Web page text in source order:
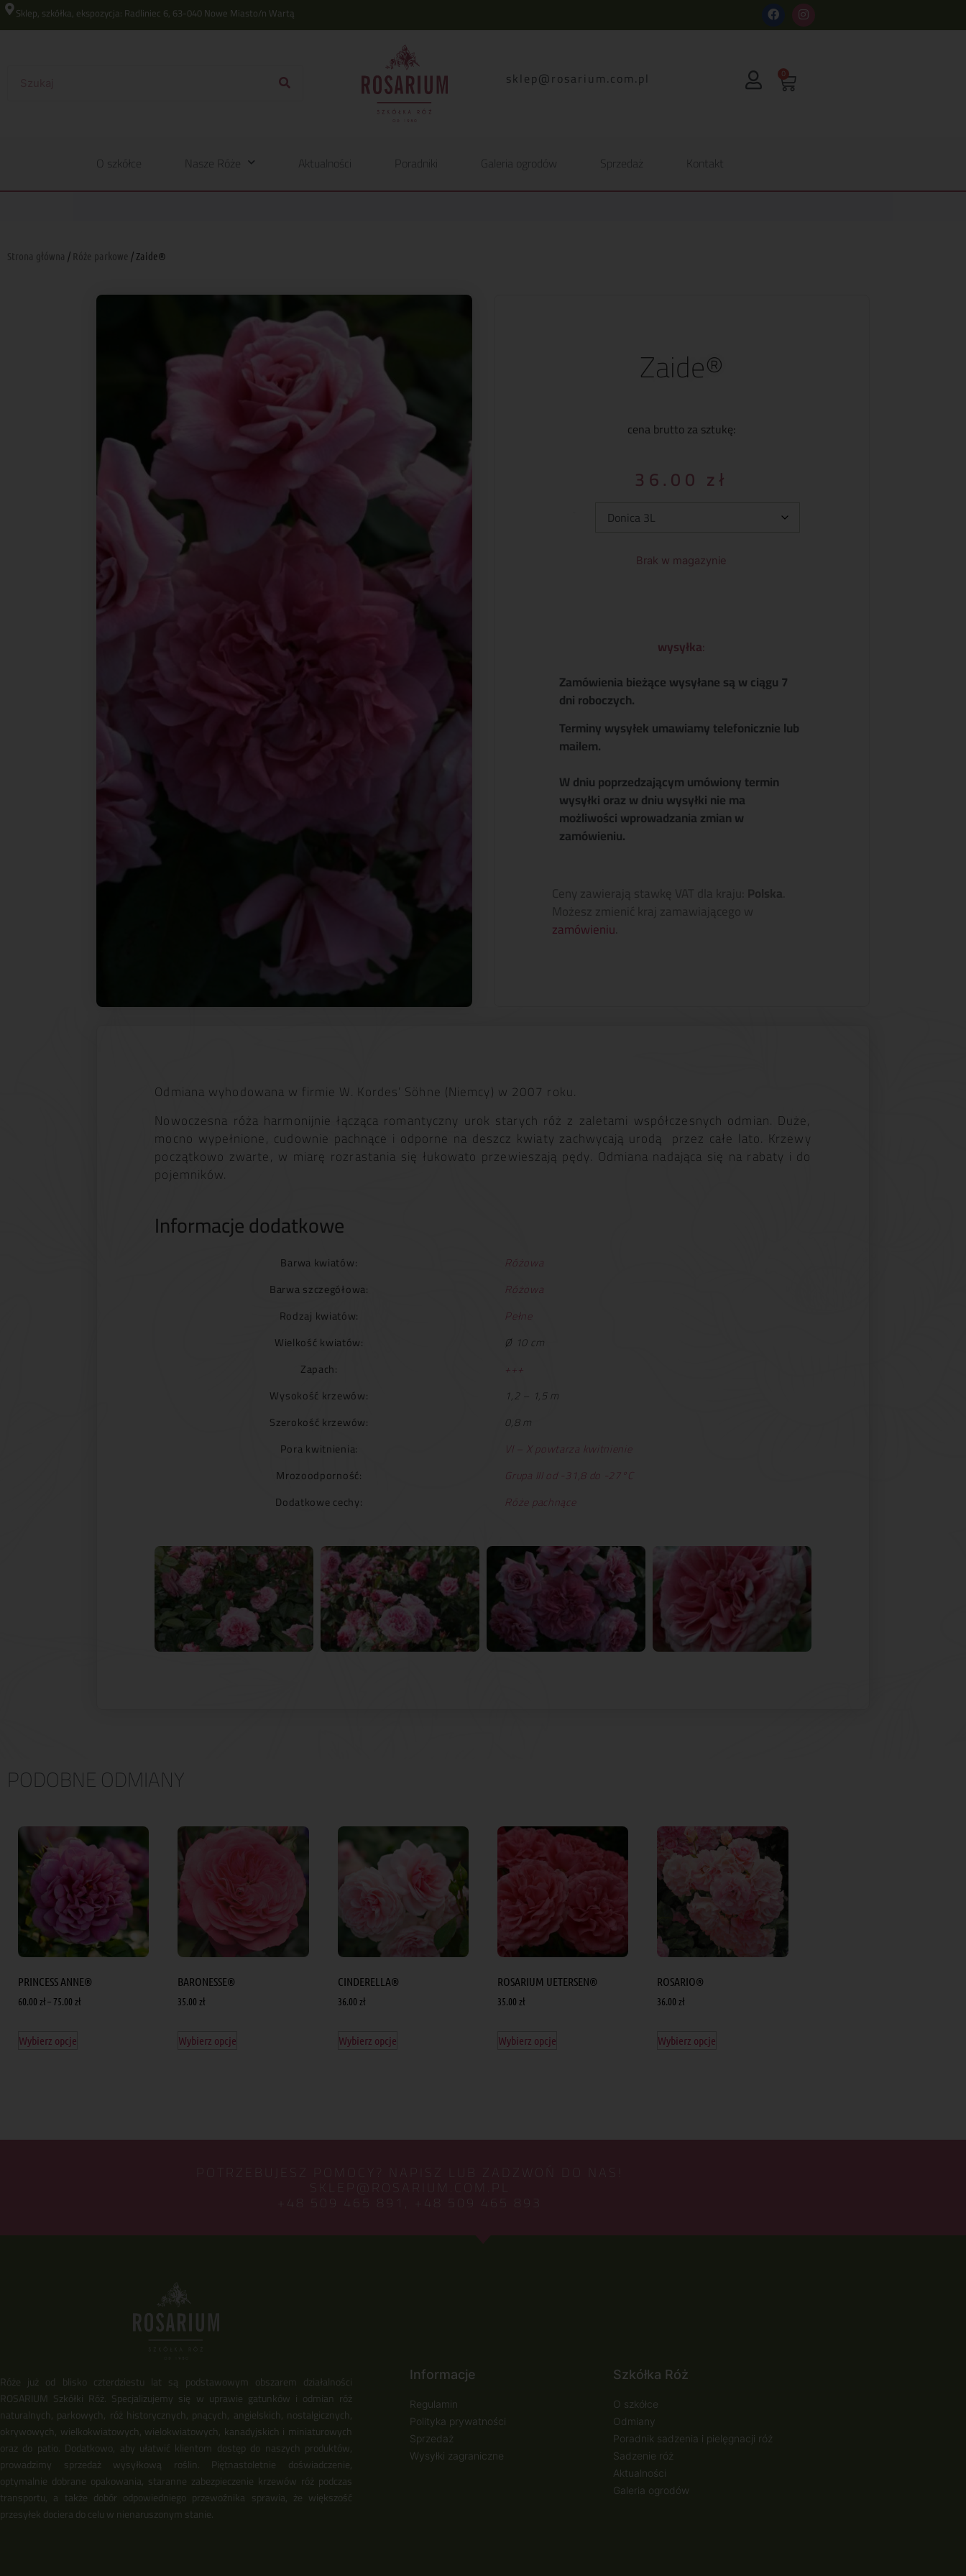
Sklep, szkółka, ekspozycja: Radliniec 6, 63-040 Nowe Miasto/n Wartą
lp.moc.muirasor@pelks 0
O szkółce Nasze Róże Aktualności Poradniki Galeria ogrodów Sprzedaż Kontakt
Strona główna / Róże parkowe / Zaide®
Zaide®
cena brutto za sztukę:
36.00 zł
Brak w magazynie
wysyłka:
Zamówienia bieżące wysyłane są w ciągu 7
dni roboczych.
Terminy wysyłek umawiamy telefonicznie lub
mailem.
W dniu poprzedzającym umówiony termin
wysyłki oraz w dniu wysyłki nie ma
możliwości wprowadzania zmian w
zamówieniu.
Ceny zawierają stawkę VAT dla kraju: Polska
Możesz zmienić kraj zamawiającego w
zamówieniu
Odmiana wyhodowana w firmie W. Kor­des’ Söhne (Niemcy) w 2007 roku.
Nowoczesna róża harmonijnie łącząca romantyczny urok starych róż z zaletami współczesnych odmian. Duże,
mocno wypełnione, cudownie pachnące i odporne na deszcz kwiaty zachwycają urodą przez całe lato. Krzewy
początkowo zwarte, w miarę rozrastania się łukowato przewieszają pędy. Odmiana nadająca się na rabaty i do
pojemników.
Informacje dodatkowe
Barwa kwiatów:
Różowa
Barwa szczegółowa:
Różowa
Rodzaj kwiatów:
Pełne
Wielkość kwiatów:
Ø 10 cm
Zapach:
+++
Wysokość krzewów:
1,2 – 1,5 m
Szerokość krzewów:
0,8 m
Pora kwitnienia:
VI – X powtarza kwitnienie
Mrozoodporność:
Grupa III od -31,8 do -27°C
Dodatkowe cechy:
Róże pachnące
PODOBNE ODMIANY
PRINCESS ANNE®
60.00 zł– 75.00 zł
Wybierz opcje
BARONESSE®
35.00 zł
Wybierz opcje
CINDERELLA®
36.00 zł
Wybierz opcje
ROSARIUM UETERSEN®
35.00 zł
Wybierz opcje
ROSARIO®
36.00 zł
Wybierz opcje
POTRZEBUJESZ POMOCY? NAPISZ LUB ZADZWOŃ DO NAS!
SKLEP@ROSARIUM.COM.PL
+48 509 465 891, +48 509 465 893
Róże już od blisko czterdziestu lat są podstawowym obszarem działalności
ROSARIUM Szkółki Róż. Specjalizujemy się w uprawie gatunków i odmian róż
naturalnych, parkowych, róż historycznych, pnących, angielskich, nostalgicznych,
okrywowych, wielkokwiatowych, wielokwiatowych, kanadyjskich i miniaturowych
oraz do patio. Dodatkowo, aby ułatwić klientom dostęp do naszych produktów,
prowadzimy sprzedaż wysyłkową roślin. Piętnastoletnie doświadczenie,
optymalnie dobrane opakowania, staranne zabezpieczenie krzewów róż podczas
transportu, a także dobór odpowiedniego przewoźnika sprawia, że większość
przesyłek dociera do celu w nienaruszonym stanie.
Informacje
Regulamin
Polityka prywatności
Sprzedaż
Wysyłki zagraniczne
Szkółka Róż
O szkółce
Odmiany
Poradnik sadzenia i pielęgnacji róż
Sadzenie róż
Aktualności
Galeria ogrodów